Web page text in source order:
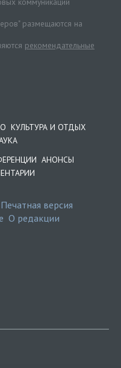
размещаются на
рекомендательные
КУЛЬТУРА И ОТДЫХ
АНОНСЫ
Печатная версия
О редакции